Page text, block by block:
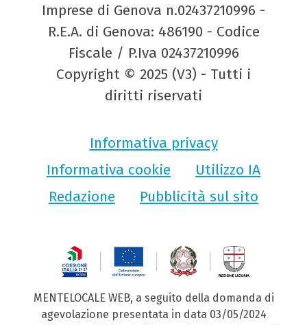
Imprese di Genova n.02437210996 -
R.E.A. di Genova: 486190 - Codice
Fiscale / P.Iva 02437210996
Copyright © 2025 (V3) - Tutti i
diritti riservati
Informativa privacy
Informativa cookie
Utilizzo IA
Redazione
Pubblicità sul sito
MENTELOCALE WEB, a seguito della domanda di
agevolazione presentata in data 03/05/2024